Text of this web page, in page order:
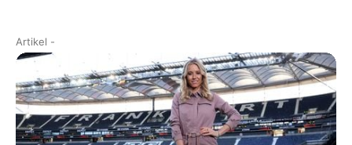
Artikel -